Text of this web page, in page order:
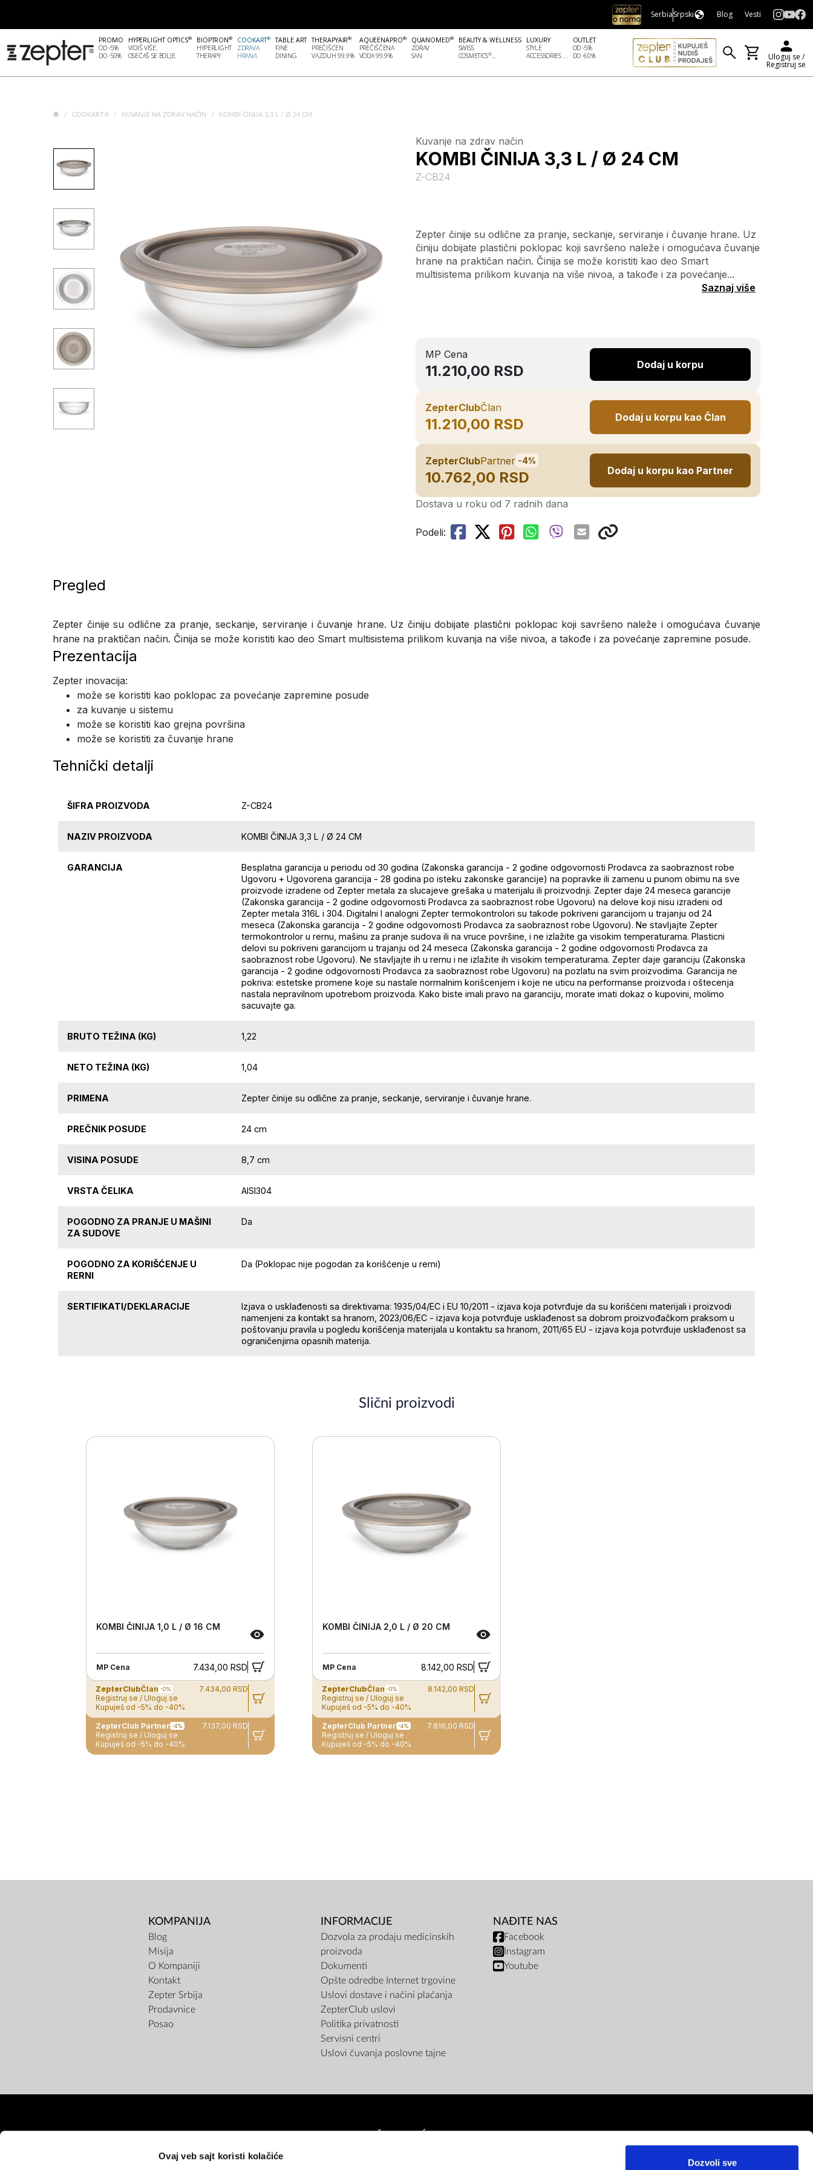
Ovaj veb sajt koristi kolačiće
Dozvoli sve
SerbiaSrpski Blog Vesti
PROMO
OD -5%
DO -50%
HYPERLIGHT OPTICS®
VIDIŠ VIŠE.
OSEĆAŠ SE BOLJE.
BIOPTRON®
HYPERLIGHT
THERAPY
COOKART®
ZDRAVA
HRANA
TABLE ART
FINE
DINING
THERAPYAIR®
PREČIŠĆEN
VAZDUH 99.9%
AQUEENAPRO®
PREČIŠČENA
VODA 99.9%
QUANOMED®
ZDRAV
SAN
BEAUTY & WELLNESS
SWISS
COSMETICS®...
LUXURY
STYLE
ACCESSORIES ...
OUTLET
OD -5%
DO -60%
Uloguj se /
Registruj se
COOKART® KUVANJE NA ZDRAV NAČIN KOMBI ČINIJA 3,3 L / Ø 24 CM
Kuvanje na zdrav način
KOMBI ČINIJA 3,3 L / Ø 24 CM
Z-CB24
Zepter činije su odlične za pranje, seckanje, serviranje i čuvanje hrane. Uz
činiju dobijate plastični poklopac koji savršeno naleže i omogućava čuvanje
hrane na praktičan način. Činija se može koristiti kao deo Smart
multisistema prilikom kuvanja na više nivoa, a takođe i za povećanje...
Saznaj više
MP Cena
11.210,00 RSD Dodaj u korpu
ZepterClubČlan
11.210,00 RSD Dodaj u korpu kao Član
ZepterClubPartner -4%
10.762,00 RSD Dodaj u korpu kao Partner
Dostava u roku od 7 radnih dana
Podeli:
Pregled
Zepter činije su odlične za pranje, seckanje, serviranje i čuvanje hrane. Uz činiju dobijate plastični poklopac koji savršeno naleže i omogućava čuvanje
hrane na praktičan način. Činija se može koristiti kao deo Smart multisistema prilikom kuvanja na više nivoa, a takođe i za povećanje zapremine posude.
Prezentacija
Zepter inovacija:
može se koristiti kao poklopac za povećanje zapremine posude
za kuvanje u sistemu
može se koristiti kao grejna površina
može se koristiti za čuvanje hrane
Tehnički detalji
ŠIFRA PROIZVODA Z-CB24
NAZIV PROIZVODA KOMBI ČINIJA 3,3 L / Ø 24 CM
GARANCIJA
Besplatna garancija u periodu od 30 godina (Zakonska garancija - 2 godine odgovornosti Prodavca za saobraznost robe
Ugovoru + Ugovorena garancija - 28 godina po isteku zakonske garancije) na popravke ili zamenu u punom obimu na sve
proizvode izradene od Zepter metala za slucajeve grešaka u materijalu ili proizvodnji. Zepter daje 24 meseca garancije
(Zakonska garancija - 2 godine odgovornosti Prodavca za saobraznost robe Ugovoru) na delove koji nisu izradeni od
Zepter metala 316L i 304. Digitalni I analogni Zepter termokontrolori su takode pokriveni garancijom u trajanju od 24
meseca (Zakonska garancija - 2 godine odgovornosti Prodavca za saobraznost robe Ugovoru). Ne stavljajte Zepter
termokontrolor u rernu, mašinu za pranje sudova ili na vruce površine, i ne izlažite ga visokim temperaturama. Plasticni
delovi su pokriveni garancijom u trajanju od 24 meseca (Zakonska garancija - 2 godine odgovornosti Prodavca za
saobraznost robe Ugovoru). Ne stavljajte ih u rernu i ne izlažite ih visokim temperaturama. Zepter daje garanciju (Zakonska
garancija - 2 godine odgovornosti Prodavca za saobraznost robe Ugovoru) na pozlatu na svim proizvodima. Garancija ne
pokriva: estetske promene koje su nastale normalnim korišcenjem i koje ne uticu na performanse proizvoda i oštecenja
nastala nepravilnom upotrebom proizvoda. Kako biste imali pravo na garanciju, morate imati dokaz o kupovini, molimo
sacuvajte ga.
BRUTO TEŽINA (KG) 1,22
NETO TEŽINA (KG) 1,04
PRIMENA Zepter činije su odlične za pranje, seckanje, serviranje i čuvanje hrane.
PREČNIK POSUDE 24 cm
VISINA POSUDE 8,7 cm
VRSTA ČELIKA AISI304
POGODNO ZA PRANJE U MAŠINI
ZA SUDOVE
Da
POGODNO ZA KORIŠĆENJE U
RERNI
Da (Poklopac nije pogodan za korišćenje u rerni)
SERTIFIKATI/DEKLARACIJE
Izjava o usklađenosti sa direktivama: 1935/04/EC i EU 10/2011 - izjava koja potvrđuje da su korišćeni materijali i proizvodi
namenjeni za kontakt sa hranom, 2023/06/EC - izjava koja potvrđuje usklađenost sa dobrom proizvođačkom praksom u
poštovanju pravila u pogledu korišćenja materijala u kontaktu sa hranom, 2011/65 EU - izjava koja potvrđuje usklađenost sa
ograničenjima opasnih materija.
Slični proizvodi
KOMBI ČINIJA 1,0 L / Ø 16 CM
MP Cena 7.434,00 RSD
ZepterClubČlan -0%
7.434,00 RSD
Registruj se / Uloguj se
Kupuješ od -5% do -40%
ZepterClub Partner -4%
7.137,00 RSD
Registruj se / Uloguj se
Kupuješ od -5% do -40%
KOMBI ČINIJA 2,0 L / Ø 20 CM
MP Cena 8.142,00 RSD
ZepterClubČlan -0%
8.142,00 RSD
Registruj se / Uloguj se
Kupuješ od -5% do -40%
ZepterClub Partner -4%
7.816,00 RSD
Registruj se / Uloguj se
Kupuješ od -5% do -40%
KOMPANIJA
Blog
Misija
O Kompaniji
Kontakt
Zepter Srbija
Prodavnice
Posao
INFORMACIJE
Dozvola za prodaju medicinskih
proizvoda
Dokumenti
Opšte odredbe Internet trgovine
Uslovi dostave i načini plaćanja
ZepterClub uslovi
Politika privatnosti
Servisni centri
Uslovi čuvanja poslovne tajne
NAĐITE NAS
Facebook
Instagram
Youtube